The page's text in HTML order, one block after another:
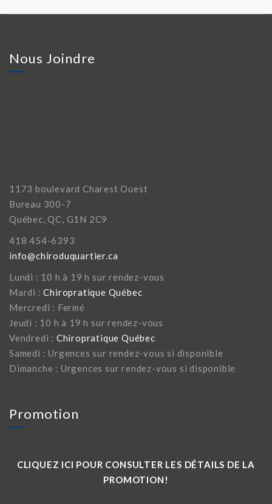
Nous Joindre
1173 boulevard Charest Ouest
Bureau 300-7
Québec, QC, G1N 2C9
418 454-6393
info@chiroduquartier.ca
Lundi : 10 h à 19 h sur rendez-vous
Mardi :Chiropratique Québec
Mercredi : Fermé
Jeudi : 10 h à 19 h sur rendez-vous
Vendredi : Chiropratique Québec
Samedi : Urgences sur rendez-vous si disponible
Dimanche : Urgences sur rendez-vous si disponible
Promotion
CLIQUEZ ICI POUR CONSULTER LES DÉTAILS DE LA
PROMOTION!